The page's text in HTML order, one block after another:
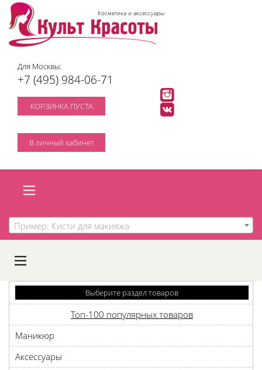
Косметика и аксессуары
Для Москвы:
+7 (495) 984-06-71
КОРЗИНКА ПУСТА
В личный кабинет
Пример: Кисти для макияжа
A
C
D
Выберите раздел товаров
Топ-100 популярных товаров
Маникюр
Аксессуары